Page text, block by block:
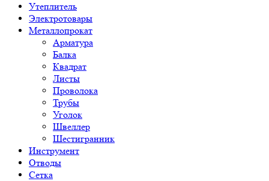
Утеплитель
Электротовары
Металлопрокат
Арматура
Балка
Квадрат
Листы
Проволока
Трубы
Уголок
Швеллер
Шестигранник
Инструмент
Отводы
Сетка